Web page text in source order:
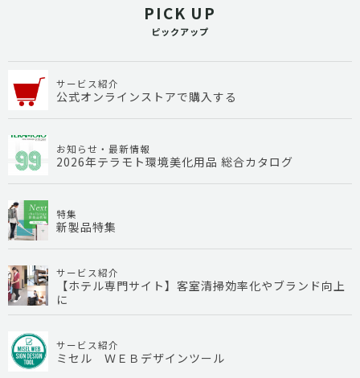
PICK UP
ピックアップ
サービス紹介
公式オンラインストアで購入する
お知らせ・最新情報
2026年テラモト環境美化用品 総合カタログ
特集
新製品特集
サービス紹介
【ホテル専門サイト】客室清掃効率化やブランド向上
に
サービス紹介
ミセル ＷＥＢデザインツール